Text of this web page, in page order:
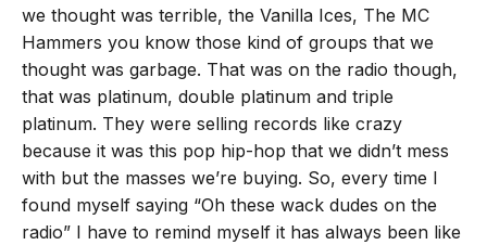
we thought was terrible, the Vanilla Ices, The MC
Hammers you know those kind of groups that we
thought was garbage. That was on the radio though,
that was platinum, double platinum and triple
platinum. They were selling records like crazy
because it was this pop hip-hop that we didn’t mess
with but the masses we’re buying. So, every time I
found myself saying “Oh these wack dudes on the
radio” I have to remind myself it has always been like